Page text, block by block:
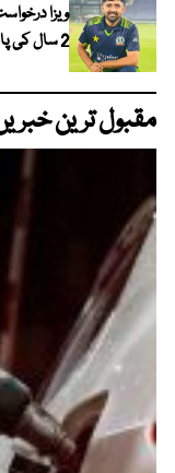
ویزا
2 سال کی پابندی
مقبول ترین